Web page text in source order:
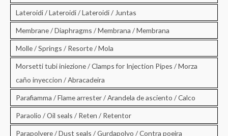
Lateroidi / Lateroidi / Lateroidi / Juntas
Membrane / Diaphragms / Membrana / Membrana
Molle / Springs / Resorte / Mola
Morsetti tubi iniezione / Clamps for Injection Pipes / Morza
caño inyeccion / Abracadeira
Parafiamma / Flame arrester / Arandela de asciento / Calco
Paraolio / Oil seals / Reten / Retentor
Parapolvere / Dust seals / Gurdapolvo / Contra poeira